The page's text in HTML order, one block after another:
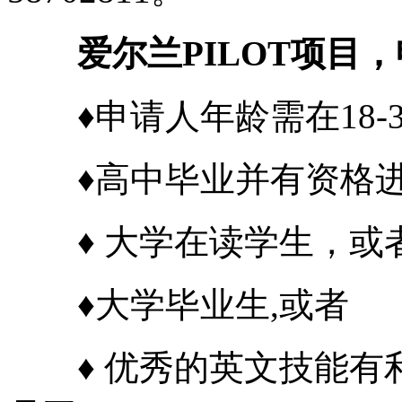
爱尔兰PILOT项目，
♦申请人年龄需在18-
♦高中毕业并有资格
♦ 大学在读学生，或
♦大学毕业生,或者
♦ 优秀的英文技能有